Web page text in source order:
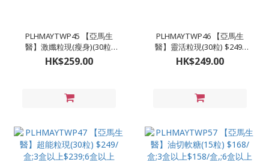
PLHMAYTWP45 【亞馬生
醫】激孅粒現(瘦身)(30粒)
$259/盒;3盒以上$249 (買5
送1平均$207)
HK$259.00
PLHMAYTWP46 【亞馬生
醫】靈活粒現(30粒) $249/
盒;3盒以上$239;6盒以上
$229(買6送1平均$196)
HK$249.00